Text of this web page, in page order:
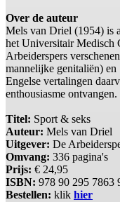
Over de auteur
Mels van Driel (1954) is
het Universitair Medisch
Arbeiderspers
mannelijke genitaliën) en
Engelse vertalingen
enthousiasme ontvangen.
Titel: Sport & seks
Auteur: Mels van Driel
Uitgever: De
Omvang: 336 pagina's
Prijs: € 24,95
ISBN: 978 90 295 7863
Bestellen: klik hier